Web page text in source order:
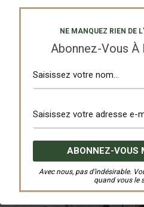
NE MANQUEZ RIEN DE
Abonnez-Vous
Avec nous, pas d’indésirable.
quand vous le